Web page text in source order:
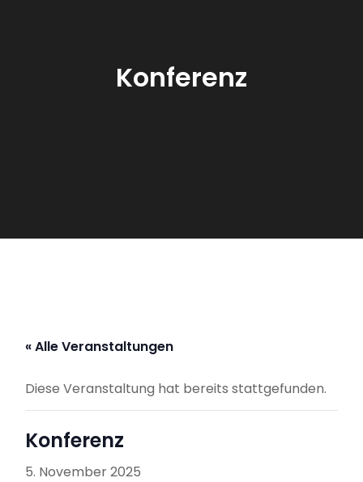
Konferenz
« Alle Veranstaltungen
Diese Veranstaltung hat bereits stattgefunden.
Konferenz
5. November 2025